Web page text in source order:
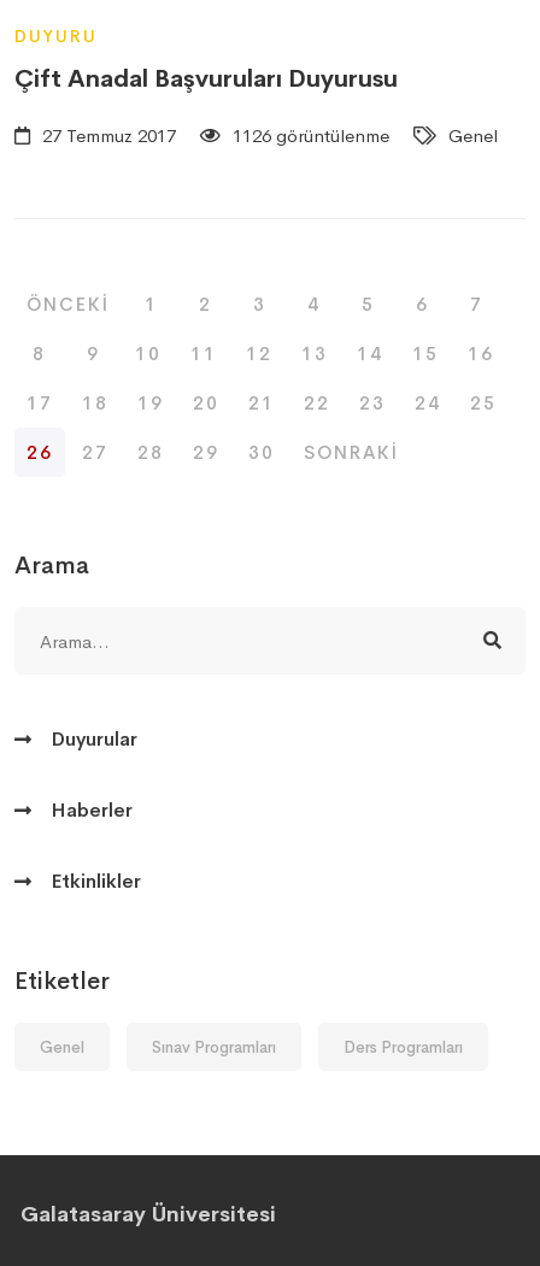
Arama
Duyurular
Haberler
Etkinlikler
Etiketler
Genel Sınav Programları Ders Programları
DUYURU
Çift Anadal Başvuruları Duyurusu
27 Temmuz 2017 1126 görüntülenme Genel
ÖNCEKI 1 2 3 4 5 6 7
8 9 10 11 12 13 14 15 16
17 18 19 20 21 22 23 24 25
26 27 28 29 30 SONRAKI
Galatasaray Üniversitesi